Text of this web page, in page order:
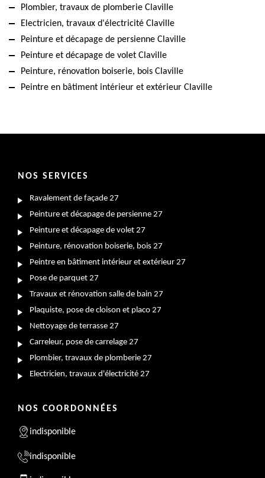
Plombier, travaux de plomberie Claville
Electricien, travaux d'électricité Claville
Peinture et décapage de persienne Claville
Peinture et décapage de volet Claville
Peinture, rénovation boiserie, bois Claville
Peintre en bâtiment intérieur et extérieur Claville
NOS SERVICES
Ravalement de façade 27
Peinture et décapage de persienne 27
Peinture et décapage de volet 27
Peinture, rénovation boiserie, bois 27
Peintre en bâtiment intérieur et extérieur 27
Pose de parquet 27
Travaux et rénovation salle de bain 27
Plaquiste, pose de cloison et placo 27
Nettoyage de terrasse 27
Carreleur, pose de carrelage 27
Plombier, travaux de plomberie 27
Electricien, travaux d'électricité 27
NOS COORDONNÉES
indisponible
indisponible